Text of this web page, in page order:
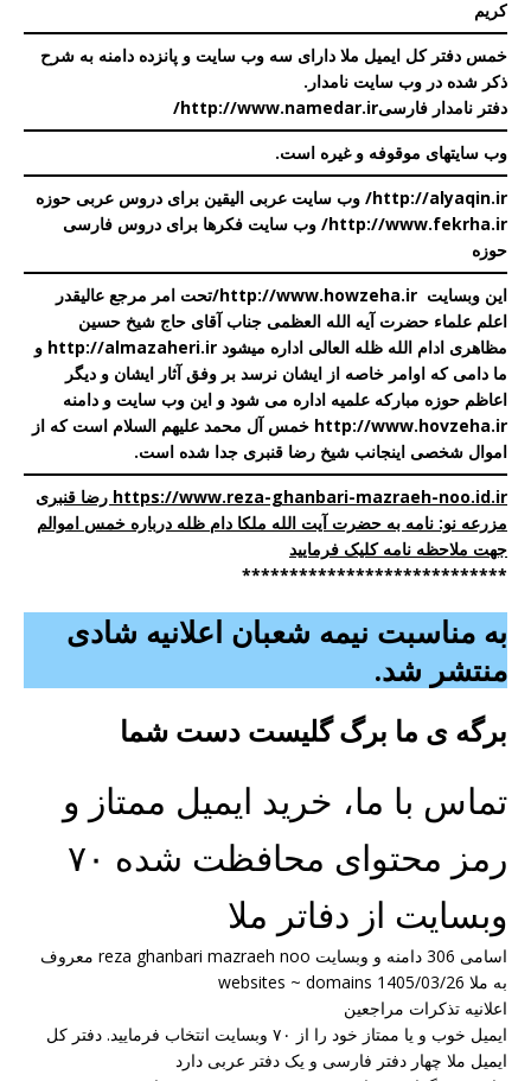
کریم
خمس دفتر کل ایمیل ملا دارای سه وب سایت و پانزده دامنه به شرح
ذکر شده در وب سایت نامدار .
دفتر نامدار فارسیhttp://www.namedar.ir/
وب سایتهای موقوفه و غیره است.
http://alyaqin.ir/ وب سایت عربی الیقین برای دروس عربی حوزه
http://www.fekrha.ir/ وب سایت فکرها برای دروس فارسی
حوزه
این وبسایت http://www.howzeha.ir
/تحت امر مرجع عالیقدر
اعلم علماء حضرت آیه الله العظمی جناب آقای حاج شیخ حسین
مظاهری ادام الله ظله العالی اداره میشود http://almazaheri.ir و
ما دامی که اوامر خاصه از ایشان نرسد بر وفق آثار ایشان و دیگر
اعاظم حوزه مبارکه علمیه اداره می شود و این وب سایت و دامنه
http://www.hovzeha.ir خمس آل محمد علیهم السلام است که از
اموال شخصی اینجانب شیخ رضا قنبری جدا شده است.
https://www.reza-ghanbari-mazraeh-noo.id.ir رضا قنبری
مزرعه نو: نامه به حضرت آیت الله ملکا دام ظله درباره خمس اموالم
جهت ملاحظه نامه کلیک فرمایید
****************************
به مناسبت نیمه شعبان اعلانیه شادی
منتشر شد.
برگه ی ما برگ گلیست دست شما
تماس با ما، خرید ایمیل ممتاز و
رمز محتوای محافظت شده ۷۰
وبسایت از دفاتر ملا
اسامی 306 دامنه و وبسایت reza ghanbari mazraeh noo معروف
به ملا websites ~ domains 1405/03/26
اعلانیه تذکرات مراجعین
ایمیل خوب و یا ممتاز خود را از ۷۰ وبسایت انتخاب فرمایید. دفتر کل
ایمیل ملا چهار دفتر فارسی و یک دفتر عربی دارد